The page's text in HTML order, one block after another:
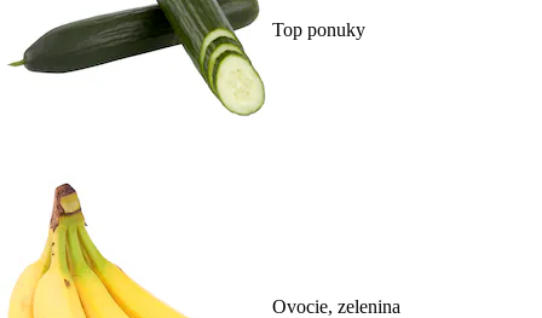
Top ponuky
Ovocie, zelenina